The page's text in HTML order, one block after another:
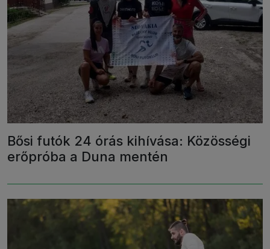
Bősi futók 24 órás kihívása: Közösségi
erőpróba a Duna mentén